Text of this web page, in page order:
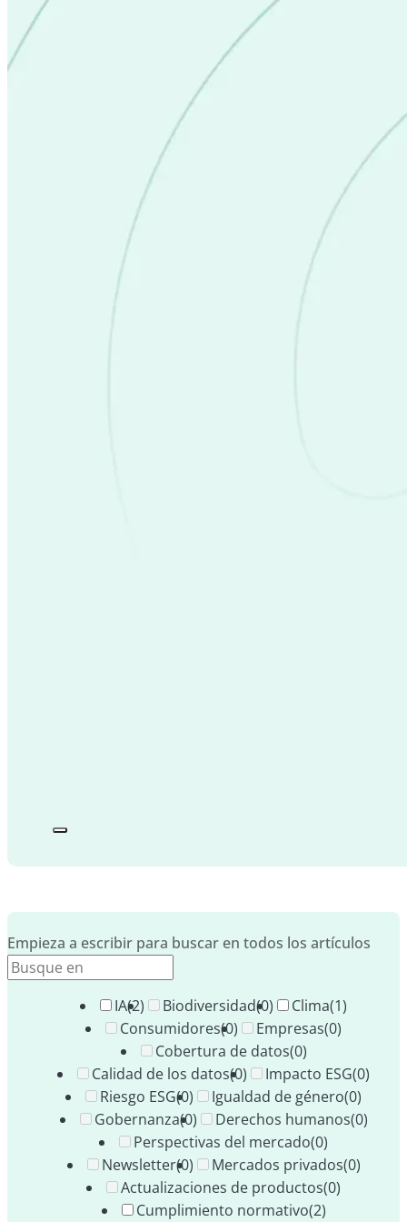
Empieza a escribir para buscar en todos los artículos
IA(2) Biodiversidad(0) Clima(1)
Consumidores(0) Empresas(0)
Cobertura de datos(0)
Calidad de los datos(0) Impacto ESG(0)
Riesgo ESG(0) Igualdad de género(0)
Gobernanza(0) Derechos humanos(0)
Perspectivas del mercado(0)
Newsletter(0) Mercados privados(0)
Actualizaciones de productos(0)
Cumplimiento normativo(2)